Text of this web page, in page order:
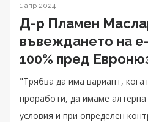
1 апр 2024
Д-р Пламен
въвеждането на
100% пред
"Трябва да има вариант,
проработи, да имаме
условия и при определен